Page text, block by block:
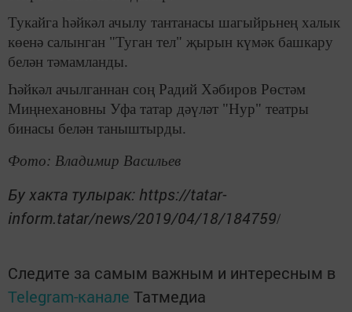
Тукайга һәйкәл ачылу тантанасы шагыйрьнең халык
көенә салынган "Туган тел" җырын күмәк башкару
белән тәмамланды.
Һәйкәл ачылганнан соң Радий Хәбиров Рөстәм
Миңнехановны Уфа татар дәүләт "Нур" театры
бинасы белән таныштырды.
Фото: Владимир Васильев
Бу хакта тулырак: https://tatar-
inform.tatar/news/2019/04/18/184759/
Следите за самым важным и интересным в
Telegram-канале Татмедиа